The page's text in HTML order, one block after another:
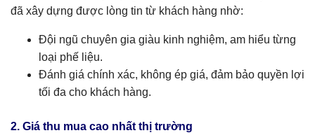
đã xây dựng được lòng tin từ khách hàng nhờ:
Đội ngũ chuyên gia giàu kinh nghiệm, am hiểu từng
loại phế liệu.
Đánh giá chính xác, không ép giá, đảm bảo quyền lợi
tối đa cho khách hàng.
2. Giá thu mua cao nhất thị trường